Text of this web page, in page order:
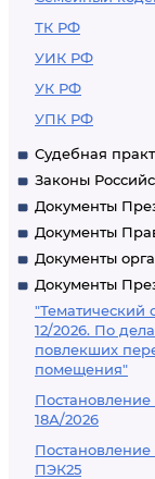
ТК РФ
УИК РФ
УК РФ
УПК РФ
Судебная
Законы
Документы
Документы
Документы
Документы
"Тематический
12/2026. По
повлекших
помещения"
18А/2026
ПЭК25